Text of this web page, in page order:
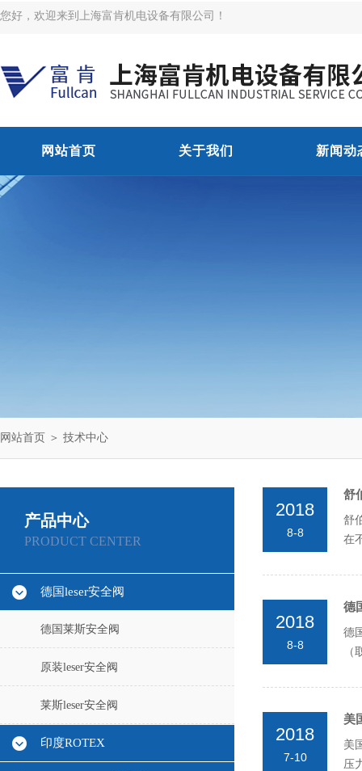
您好，欢迎来到上海富肯机电设备有限公司！
网站首页 关于我们 新闻动
网站首页 ＞ 技术中心
产品中心
PRODUCT CENTER
德国leser安全阀
德国莱斯安全阀
原装leser安全阀
莱斯leser安全阀
印度ROTEX
2018
8-8
舒
舒
在
2018
8-8
德
德
2018
7-10
美
美
压